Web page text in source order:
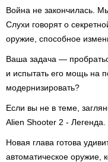
Война не закончилась.
Слухи говорят о
оружие, способное
Ваша задача —
и испытать его мощь на
модернизировать?
Если вы не в теме,
Alien Shooter 2 -
Новая глава готова
автоматическое оружие,